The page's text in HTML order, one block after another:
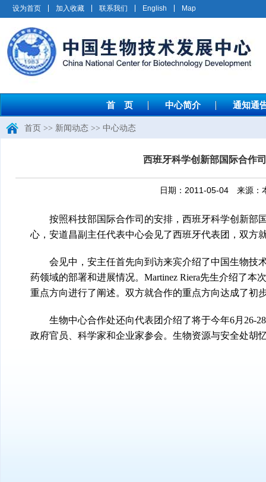
设为首页 加入收藏 联系我们 English Map
首 页 中心简介 通知通
首页 >> 新闻动态 >> 中心动态
西班牙科学创新部国际合作
日期：2011-05-04 来源
按照科技部国际合作司的安排，西班牙科学创新部
心，安道昌副主任代表中心会见了西班牙代表团，双方
会见中，安主任首先向到访来宾介绍了中国生物技
药领域的部署和进展情况。Martinez Riera先生介绍了
重点方向进行了阐述。双方就合作的重点方向达成了初
生物中心合作处还向代表团介绍了将于今年6月26-
政府官员、科学家和企业家参会。生物资源与安全处胡